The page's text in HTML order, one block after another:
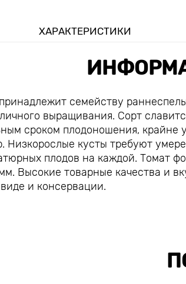
ХАРАКТЕРИСТИКИ
семейству
выращивания. Сорт
сроком плодоношения, крайне
Низкорослые кусты требуют
плодов на каждой. Томат
Высокие товарные качества и
и консервации.